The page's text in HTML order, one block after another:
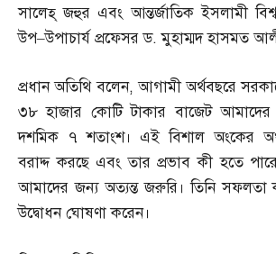
সালেহ্‌ জহুর এবং আন্তর্জাতিক ইসলামী
উপ–উপাচার্য প্রফেসর ড.মুহাম্মদ হাসমত
প্রধান অতিথি বলেন,আগামী অর্থবছরে
৩৮ হাজার কোটি টাকার বাজেট আমাদের
দশমিক ৭ শতাংশ। এই বিশাল অংকের
বরাদ্দ করছে এবং তার প্রভাব কী হতে
আমাদের জন্য অত্যন্ত জরুরি। তিনি সফলতা
উদ্বোধন ঘোষণা করেন।